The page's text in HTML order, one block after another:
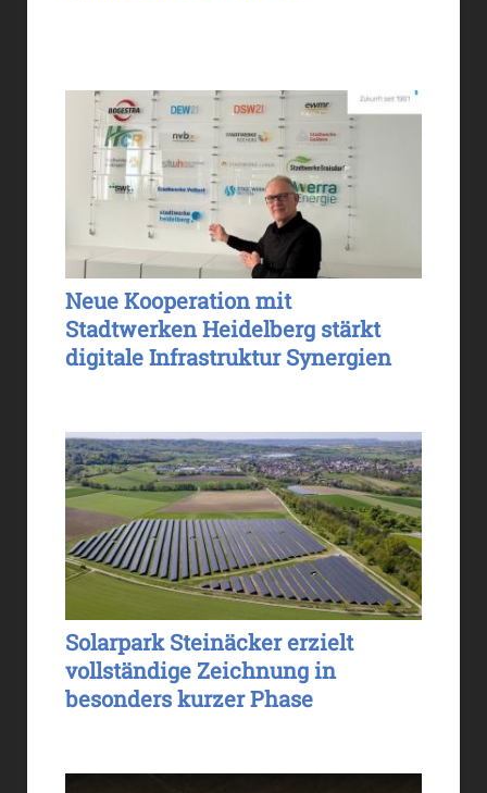
Neue Kooperation mit
Stadtwerken Heidelberg stärkt
digitale Infrastruktur Synergien
Solarpark Steinäcker erzielt
vollständige Zeichnung in
besonders kurzer Phase